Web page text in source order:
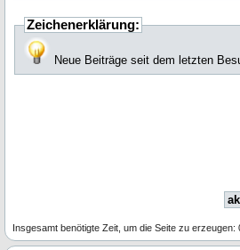
Zeichenerklärung:
Neue Beiträge seit dem letzten
Insgesamt benötigte Zeit, um die Seite zu erzeugen: